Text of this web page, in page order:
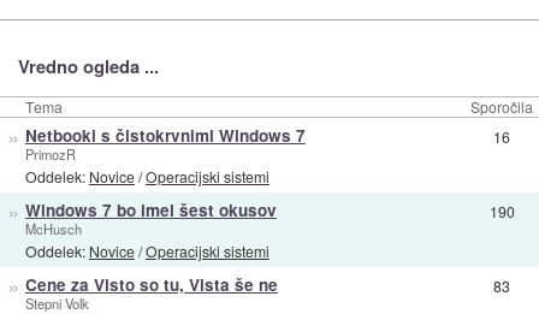
Vredno ogleda ...
Tema Sporočila
» Netbooki s čistokrvnimi Windows 7
PrimozR
Oddelek: Novice/Operacijski sistemi
16
» Windows 7 bo imel šest okusov
McHusch
Oddelek: Novice/Operacijski sistemi
190
» Cene za Visto so tu, Vista še ne
Stepni Volk
83